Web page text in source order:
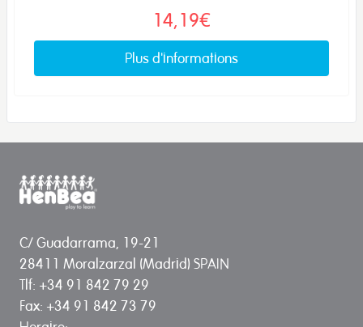
14,19€
Plus d'informations
C/ Guadarrama, 19-21
28411 Moralzarzal (Madrid) SPAIN
Tlf: +34 91 842 79 29
Fax: +34 91 842 73 79